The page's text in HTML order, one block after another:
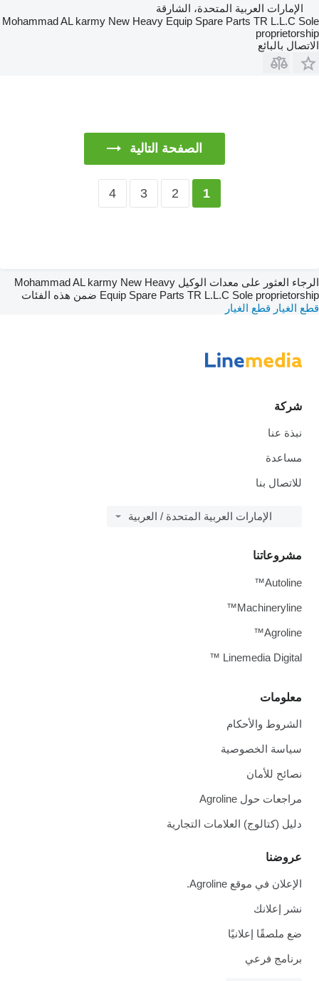
الإمارات العربية المتحدة، الشارقة
Mohammad AL karmy New Heavy Equip Spare Parts TR L.L.C Sole
proprietorship
الاتصال بالبائع
الصفحة التالية
1
2
3
4
الرجاء العثور على معدات الوكيل Mohammad AL karmy New Heavy
Equip Spare Parts TR L.L.C Sole proprietorship ضمن هذه الفئات
قطع الغيار قطع الغيار
شركة
نبذة عنا
مساعدة
للاتصال بنا
الإمارات العربية المتحدة / العربية
معلومات
الشروط والأحكام
سياسة الخصوصية
نصائح للأمان
مراجعات حول Agroline
دليل (كتالوج) العلامات التجارية
عروضنا
الإعلان في موقع Agroline.
نشر إعلانك
ضع ملصقًا إعلانيًا
برنامج فرعي
مشروعاتنا
Autoline™
Machineryline™
Agroline™
Linemedia Digital ™